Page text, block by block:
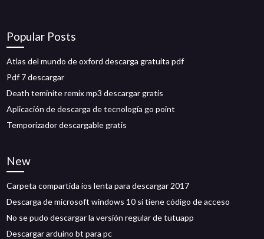
Popular Posts
Atlas del mundo de oxford descarga gratuita pdf
Pdf 7 descargar
Death teminite remix mp3 descargar gratis
Aplicación de descarga de tecnología go point
Temporizador descargable gratis
New
Carpeta compartida ios lenta para descargar 2017
Descarga de microsoft windows 10 si tiene código de acceso
No se pudo descargar la versión regular de tutuapp
Descargar arduino bt para pc